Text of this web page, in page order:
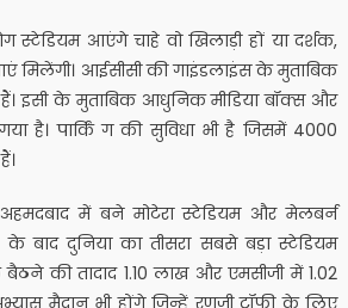
स्टेडियम आएंगे चाहे वो खिलाड़ी हों या दर्शक,
मिलेंगी। आईसीसी की गाइंडलाइंस के मुताबिक
इसी के मुताबिक आधुनिक मीडिया बॉक्स और
है। पार्किं ग की सुविधा भी है जिसमें 4000
में बने मोटेरा स्टेडियम और मेलबर्न
के बाद दुनिया का तीसरा सबसे बड़ा स्टेडियम
बैठने की तादाद 1.10 लाख और एमसीजी में 1.02
मैदान भी होंगे जिन्हें रणजी ट्रॉफी के लिए